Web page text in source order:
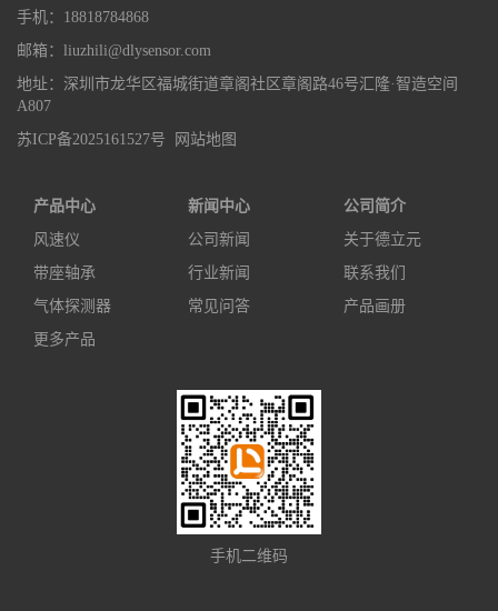
手机：18818784868
邮箱：liuzhili@dlysensor.com
地址：深圳市龙华区福城街道章阁社区章阁路46号汇隆·智造空间
A807
苏ICP备2025161527号
网站地图
产品中心
风速仪
带座轴承
气体探测器
更多产品
新闻中心
公司新闻
行业新闻
常见问答
公司简介
关于德立元
联系我们
产品画册
手机二维码